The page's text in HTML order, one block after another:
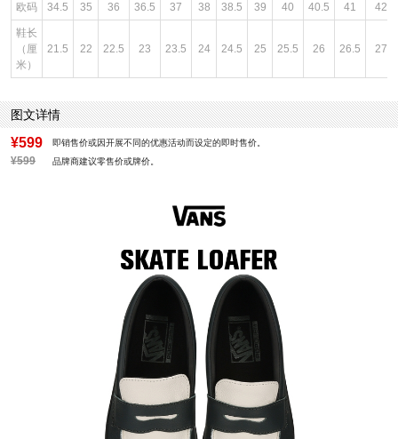
欧码 34.5 35 36 36.5 37 38 38.5 39 40 40.5 41 42
鞋长
（厘
米）
21.5 22 22.5 23 23.5 24 24.5 25 25.5 26 26.5 27
图文详情
¥599 即销售价或因开展不同的优惠活动而设定的即时售价。
¥599 品牌商建议零售价或牌价。